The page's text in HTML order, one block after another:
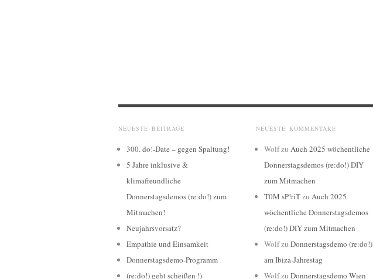
NEUESTE BEITRÄGE
300. do!-Date – gegen Spaltung!
5 Jahre inklusive &
klimafreundliche
Donnerstagsdemos (re:do!) zum
Mitmachen!
Neujahrsvorsatz?
Empathie und Einsamkeit
Donnerstagsdemo-Programm
(re:do!) geht scheißen !)
NEUESTE KOMMENTARE
Wolfzu Auch 2025 wöchentliche
Donnerstagsdemos (re:do!) DIY
zum Mitmachen
T0M sP!riTzu Auch 2025
wöchentliche Donnerstagsdemos
(re:do!) DIY zum Mitmachen
Wolfzu Donnerstagsdemo (re:do!)
am Ibiza-Jahrestag
Wolfzu Donnerstagsdemo Wien